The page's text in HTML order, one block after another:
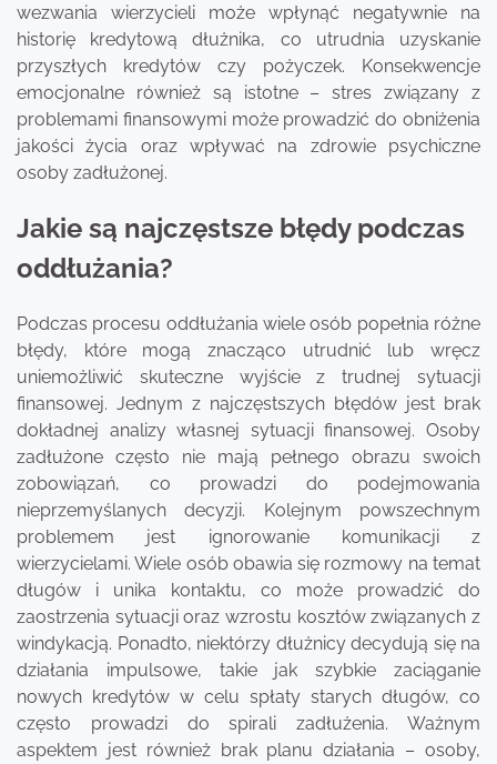
wezwania wierzycieli może wpłynąć negatywnie na
historię kredytową dłużnika, co utrudnia uzyskanie
przyszłych kredytów czy pożyczek. Konsekwencje
emocjonalne również są istotne – stres związany z
problemami finansowymi może prowadzić do obniżenia
jakości życia oraz wpływać na zdrowie psychiczne
osoby zadłużonej.
Jakie są najczęstsze błędy podczas
oddłużania?
Podczas procesu oddłużania wiele osób popełnia różne
błędy, które mogą znacząco utrudnić lub wręcz
uniemożliwić skuteczne wyjście z trudnej sytuacji
finansowej. Jednym z najczęstszych błędów jest brak
dokładnej analizy własnej sytuacji finansowej. Osoby
zadłużone często nie mają pełnego obrazu swoich
zobowiązań, co prowadzi do podejmowania
nieprzemyślanych decyzji. Kolejnym powszechnym
problemem jest ignorowanie komunikacji z
wierzycielami. Wiele osób obawia się rozmowy na temat
długów i unika kontaktu, co może prowadzić do
zaostrzenia sytuacji oraz wzrostu kosztów związanych z
windykacją. Ponadto, niektórzy dłużnicy decydują się na
działania impulsowe, takie jak szybkie zaciąganie
nowych kredytów w celu spłaty starych długów, co
często prowadzi do spirali zadłużenia. Ważnym
aspektem jest również brak planu działania – osoby,